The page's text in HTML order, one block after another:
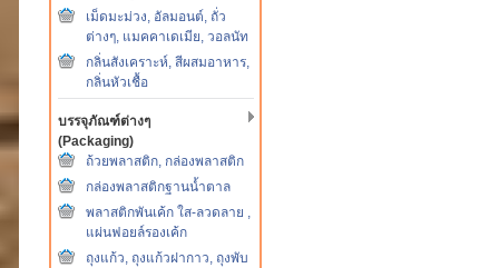
เม็ดมะม่วง, อัลมอนต์, ถั่ว
ต่างๆ, แมคคาเดเมีย, วอลนัท
กลิ่นสังเคราะห์, สีผสมอาหาร,
กลิ่นหัวเชื้อ
บรรจุภัณฑ์ต่างๆ
(Packaging)
ถ้วยพลาสติก, กล่องพลาสติก
กล่องพลาสติกฐานน้ำตาล
พลาสติกพันเค้ก ใส-ลวดลาย ,
แผ่นฟอยล์รองเค้ก
ถุงแก้ว, ถุงแก้วฝากาว, ถุงพับ